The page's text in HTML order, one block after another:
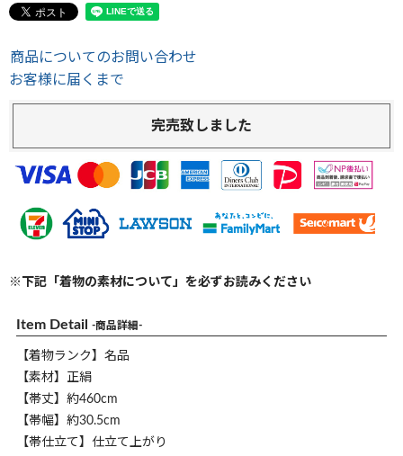
商品についてのお問い合わせ
お客様に届くまで
完売致しました
※下記「着物の素材について」を必ずお読みください
Item Detail -商品詳細-
【着物ランク】名品
【素材】正絹
【帯丈】約460cm
【帯幅】約30.5cm
【帯仕立て】仕立て上がり